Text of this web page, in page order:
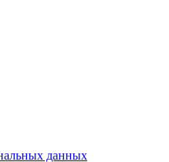
данных